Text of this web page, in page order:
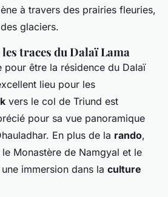
à travers des prairies fleuries,
glaciers.
traces du Dalaï Lama
pour être la résidence du Dalaï
lieu pour les
vers le col de Triund est
pour sa vue panoramique
En plus de la rando,
Monastère de Namgyal et le
immersion dans la culture